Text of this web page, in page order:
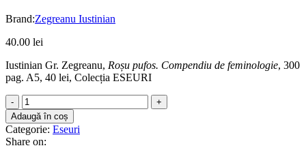
Brand:Zegreanu Iustinian
40.00 lei
Iustinian Gr. Zegreanu, Roșu pufos. Compendiu de feminologie, 300
pag. A5, 40 lei, Colecția ESEURI
Roșu
pufos
quantity
Adaugă în coș
Categorie: Eseuri
Share on: